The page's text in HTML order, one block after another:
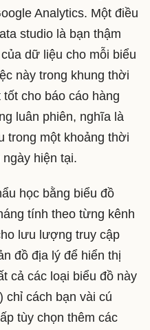
Analytics. Một điều
studio là bạn thậm
dữ liệu cho mỗi biểu
này trong khung thời
cho báo cáo hàng
luân phiên, nghĩa là
trong một khoảng thời
hiện tại.
học bằng biểu đồ
tính theo từng kênh
lưu lượng truy cập
đồ địa lý để hiển thị
cả các loại biểu đồ này
chỉ cách bạn vài cú
tùy chọn thêm các